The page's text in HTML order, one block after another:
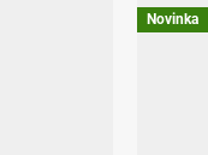
Novinka